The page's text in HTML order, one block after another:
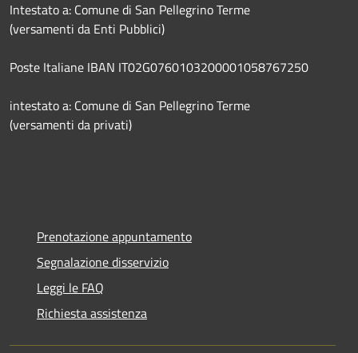
Intestato a: Comune di San Pellegrino Terme
(versamenti da Enti Pubblici)
Poste Italiane IBAN IT02G0760103200001058767250
intestato a: Comune di San Pellegrino Terme
(versamenti da privati)
Prenotazione appuntamento
Segnalazione disservizio
Leggi le FAQ
Richiesta assistenza